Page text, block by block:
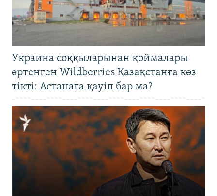
Украина соққыларынан қоймалары
өртенген Wildberries Қазақстанға көз
тікті: Астанаға қауіп бар ма?